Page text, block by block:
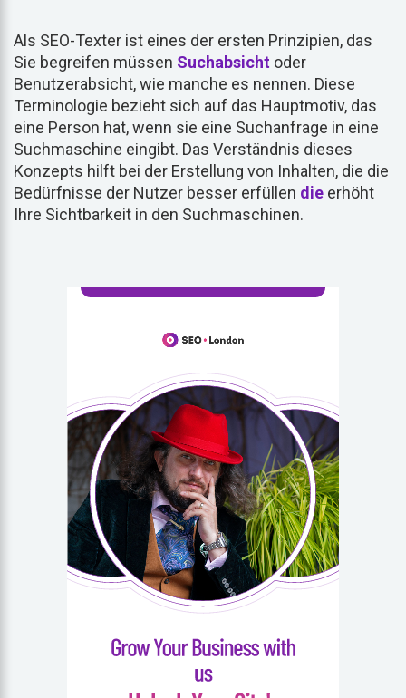
Als SEO-Texter ist eines der ersten Prinzipien, das
Sie begreifen müssen Suchabsicht oder
Benutzerabsicht, wie manche es nennen. Diese
Terminologie bezieht sich auf das Hauptmotiv, das
eine Person hat, wenn sie eine Suchanfrage in eine
Suchmaschine eingibt. Das Verständnis dieses
Konzepts hilft bei der Erstellung von Inhalten, die die
Bedürfnisse der Nutzer besser erfüllen die erhöht
Ihre Sichtbarkeit in den Suchmaschinen.